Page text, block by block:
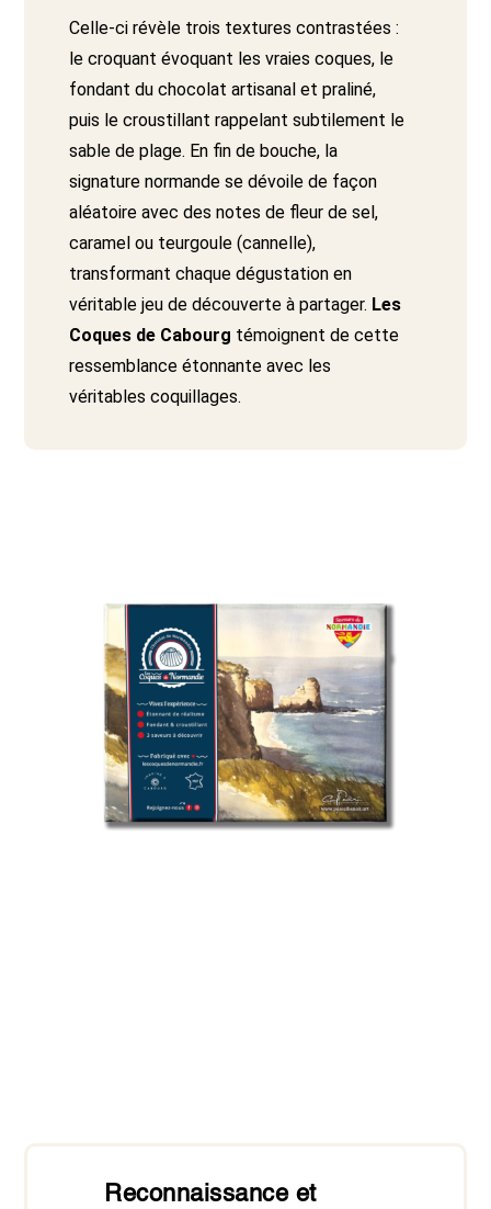
Celle-ci révèle trois textures contrastées :
le croquant évoquant les vraies coques, le
fondant du chocolat artisanal et praliné,
puis le croustillant rappelant subtilement le
sable de plage. En fin de bouche, la
signature normande se dévoile de façon
aléatoire avec des notes de fleur de sel,
caramel ou teurgoule (cannelle),
transformant chaque dégustation en
véritable jeu de découverte à partager. Les
Coques de Cabourg témoignent de cette
ressemblance étonnante avec les
véritables coquillages.
Reconnaissance et